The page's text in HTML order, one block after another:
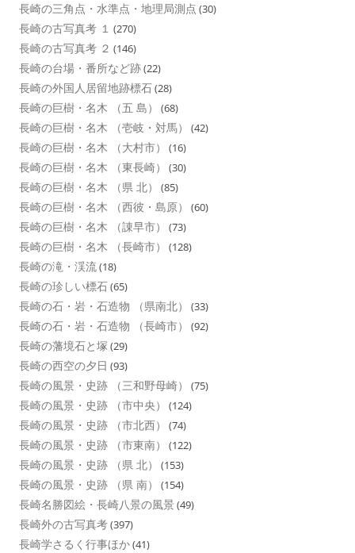
長崎の三角点・水準点・地理局測点 (30)
長崎の古写真考 １ (270)
長崎の古写真考 ２ (146)
長崎の台場・番所など跡(22)
長崎の外国人居留地跡標石(28)
長崎の巨樹・名木 （五 島） (68)
長崎の巨樹・名木 （壱岐・対馬） (42)
長崎の巨樹・名木 （大村市） (16)
長崎の巨樹・名木 （東長崎） (30)
長崎の巨樹・名木 （県 北） (85)
長崎の巨樹・名木 （西彼・島原） (60)
長崎の巨樹・名木 （諌早市） (73)
長崎の巨樹・名木 （長崎市） (128)
長崎の滝・渓流(18)
長崎の珍しい標石(65)
長崎の石・岩・石造物 （県南北） (33)
長崎の石・岩・石造物 （長崎市） (92)
長崎の藩境石と塚 (29)
長崎の西空の夕日 (93)
長崎の風景・史跡 （三和野母崎） (75)
長崎の風景・史跡 （市中央） (124)
長崎の風景・史跡 （市北西） (74)
長崎の風景・史跡 （市東南） (122)
長崎の風景・史跡 （県 北） (153)
長崎の風景・史跡 （県 南） (154)
長崎名勝図絵・長崎八景の風景 (49)
長崎外の古写真考(397)
長崎学さるく行事ほか(41)